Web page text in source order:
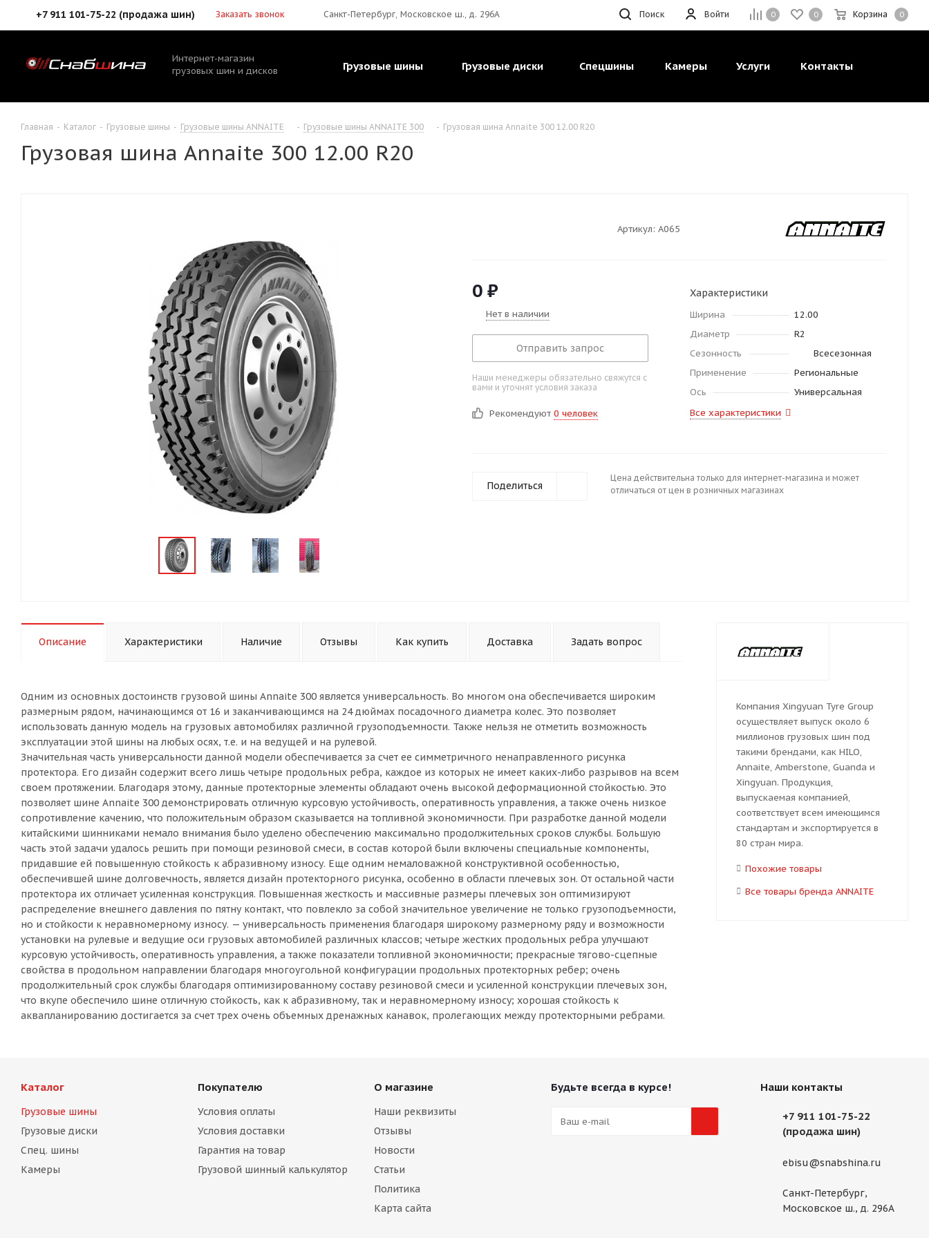
+7 911 101-75-22 (продажа шин) Заказать звонок 0 0 Корзина 0
Войти
Санкт-Петербург, Московское ш., д. 296А Поиск
Интернет-магазин
грузовых шин и дисков
Грузовые шины Грузовые диски Спецшины Камеры Услуги Контакты
Главная - Каталог - Грузовые шины - Грузовые шины ANNAITE - Грузовые шины ANNAITE 300 - Грузовая шина Annaite 300 12.00 R20
Грузовая шина Annaite 300 12.00 R20
Артикул: А065
0 ₽
Нет в наличии
Отправить запрос
Наши менеджеры обязательно свяжутся с
вами и уточнят условия заказа
Рекомендуют 0 человек
Характеристики
Ширина
12.00
Диаметр
R2
Сезонность
Всесезонная
Применение
Региональные
Ось
Универсальная
Все характеристики
Поделиться
Цена действительна только для интернет-магазина и может
отличаться от цен в розничных магазинах
Описание Характеристики Наличие Отзывы Как купить Доставка Задать вопрос
Одним из основных достоинств грузовой шины Annaite 300 является универсальность. Во многом она обеспечивается широким
размерным рядом, начинающимся от 16 и заканчивающимся на 24 дюймах посадочного диаметра колес. Это позволяет
использовать данную модель на грузовых автомобилях различной грузоподъемности. Также нельзя не отметить возможность
эксплуатации этой шины на любых осях, т.е. и на ведущей и на рулевой.
Значительная часть универсальности данной модели обеспечивается за счет ее симметричного ненаправленного рисунка
протектора. Его дизайн содержит всего лишь четыре продольных ребра, каждое из которых не имеет каких-либо разрывов на всем
своем протяжении. Благодаря этому, данные протекторные элементы обладают очень высокой деформационной стойкостью. Это
позволяет шине Annaite 300 демонстрировать отличную курсовую устойчивость, оперативность управления, а также очень низкое
сопротивление качению, что положительным образом сказывается на топливной экономичности. При разработке данной модели
китайскими шинниками немало внимания было уделено обеспечению максимально продолжительных сроков службы. Большую
часть этой задачи удалось решить при помощи резиновой смеси, в состав которой были включены специальные компоненты,
придавшие ей повышенную стойкость к абразивному износу. Еще одним немаловажной конструктивной особенностью,
обеспечившей шине долговечность, является дизайн протекторного рисунка, особенно в области плечевых зон. От остальной части
протектора их отличает усиленная конструкция. Повышенная жесткость и массивные размеры плечевых зон оптимизируют
распределение внешнего давления по пятну контакт, что повлекло за собой значительное увеличение не только грузоподъемности,
но и стойкости к неравномерному износу. — универсальность применения благодаря широкому размерному ряду и возможности
установки на рулевые и ведущие оси грузовых автомобилей различных классов; четыре жестких продольных ребра улучшают
курсовую устойчивость, оперативность управления, а также показатели топливной экономичности; прекрасные тягово-сцепные
свойства в продольном направлении благодаря многоугольной конфигурации продольных протекторных ребер; очень
продолжительный срок службы благодаря оптимизированному составу резиновой смеси и усиленной конструкции плечевых зон,
что вкупе обеспечило шине отличную стойкость, как к абразивному, так и неравномерному износу; хорошая стойкость к
аквапланированию достигается за счет трех очень объемных дренажных канавок, пролегающих между протекторными ребрами.
Компания Xingyuan Tyre Group
осуществляет выпуск около 6
миллионов грузовых шин под
такими брендами, как HILO,
Annaite, Amberstone, Guanda и
Xingyuan. Продукция,
выпускаемая компанией,
соответствует всем имеющимся
стандартам и экспортируется в
80 стран мира.
Похожие товары
Все товары бренда ANNAITE
Каталог
Грузовые шины
Грузовые диски
Спец. шины
Камеры
Покупателю
Условия оплаты
Условия доставки
Гарантия на товар
Грузовой шинный калькулятор
О магазине
Наши реквизиты
Отзывы
Новости
Статьи
Политика
Карта сайта
Будьте всегда в курсе! Наши контакты
+7 911 101-75-22
(продажа шин)
ebisu@snabshina.ru
Санкт-Петербург,
Московское ш., д. 296А